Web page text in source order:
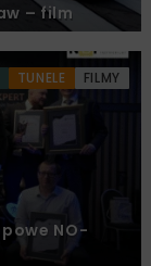
– film
TUNELE FILMY
NO-